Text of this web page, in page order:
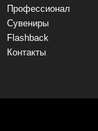
Профессионал
Сувениры
Flashback
Контакты